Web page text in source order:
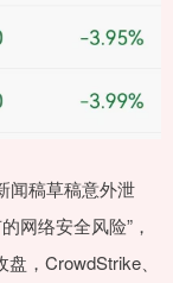
闻稿草稿意外泄
网络安全风险”，
，CrowdStrike、